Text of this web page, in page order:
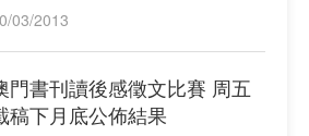
03/2013
門書刊讀後感徵文比賽 周五
稿下月底公佈結果